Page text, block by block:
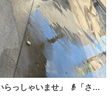
たいないだろ」 「静電